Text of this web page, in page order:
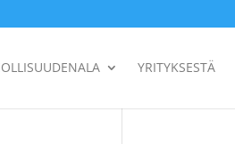
YRITYKSESTÄ